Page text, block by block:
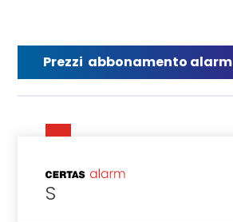
Prezzi abbonamento alarm
S